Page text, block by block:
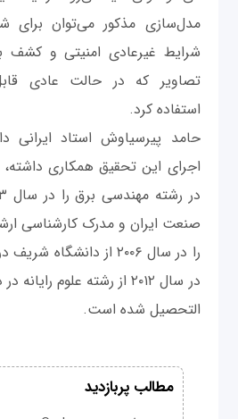
مدل‌سازی مذکور می‌توان برای
شرایط غیرعادی امنیتی و کشف
تصاویر که در حالت عادی
استفاده کرد.
حامد پیرسیاوش استاد ایرانی
اجرای این تحقیق همکاری
صنعت ایران و مدرک کارشناسی
را در سال ۲۰۰۶ از
در سال ۲۰۱۲ از رشته علوم
التحصیل شده است.
مطالب پربازدید